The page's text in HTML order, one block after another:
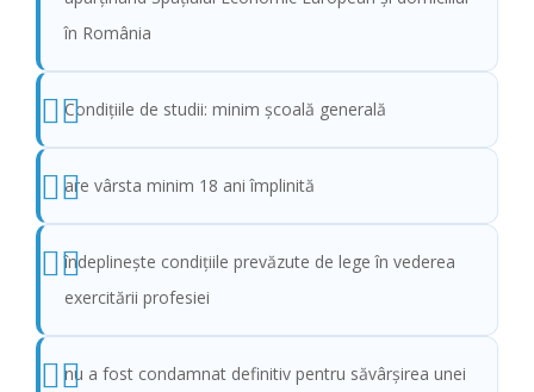
în România
Condițiile de studii: minim școală generală
are vârsta minim 18 ani împlinită
îndeplinește condițiile prevăzute de lege în vederea
exercitării profesiei
nu a fost condamnat definitiv pentru săvârșirea unei